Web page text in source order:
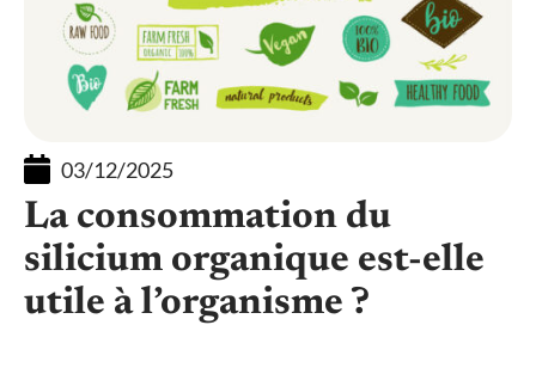
03/12/2025
La consommation du
silicium organique est-elle
utile à l’organisme ?